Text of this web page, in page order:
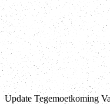
Update Tegemoetkoming